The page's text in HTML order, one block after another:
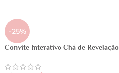
-25%
Convite Interativo Chá de Revelação